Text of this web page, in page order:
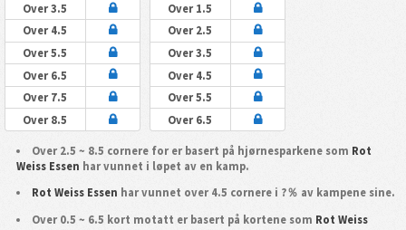
Over 3.5
Over 4.5
Over 5.5
Over 6.5
Over 7.5
Over 8.5
Over 1.5
Over 2.5
Over 3.5
Over 4.5
Over 5.5
Over 6.5
Over 2.5 ~ 8.5 cornere for er basert på hjørnesparkene som Rot
Weiss Essen har vunnet i løpet av en kamp.
Rot Weiss Essen har vunnet over 4.5 cornere i ?％ av kampene sine.
Over 0.5 ~ 6.5 kort motatt er basert på kortene som Rot Weiss